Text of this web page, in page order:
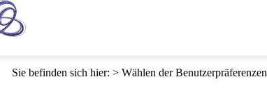
Sie befinden sich hier: Wählen der Benutzerpräferenzen